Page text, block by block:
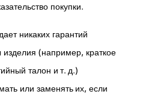
покупки.
никаких гарантий
изделия (например, краткое
талон и т. д.)
или заменять их, если